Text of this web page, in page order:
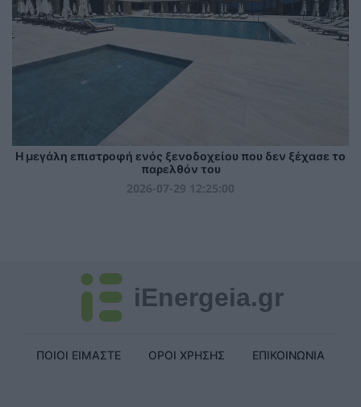
Η μεγάλη επιστροφή ενός ξενοδοχείου που δεν ξέχασε το
παρελθόν του
2026-07-29 12:25:00
iEnergeia.gr
ΠΟΙΟΙ ΕΙΜΑΣΤΕ ΟΡΟΙ ΧΡΗΣΗΣ ΕΠΙΚΟΙΝΩΝΙΑ